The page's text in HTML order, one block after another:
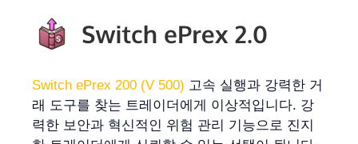
Switch ePrex 200 (V 500) 고속 실행과 강력한 거
래 도구를 찾는 트레이더에게 이상적입니다. 강
력한 보안과 혁신적인 위험 관리 기능으로 진지